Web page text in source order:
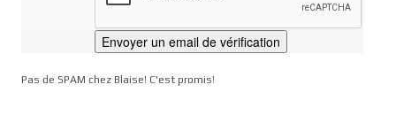
Pas de SPAM chez Blaise! C'est promis!